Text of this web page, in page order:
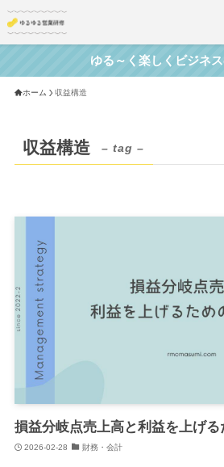
ゆる～く楽しくビジネ
ホーム 収益構造
収益構造 – tag –
損益分岐点売上高と利益を上げ
2026-02-28 財務・会計